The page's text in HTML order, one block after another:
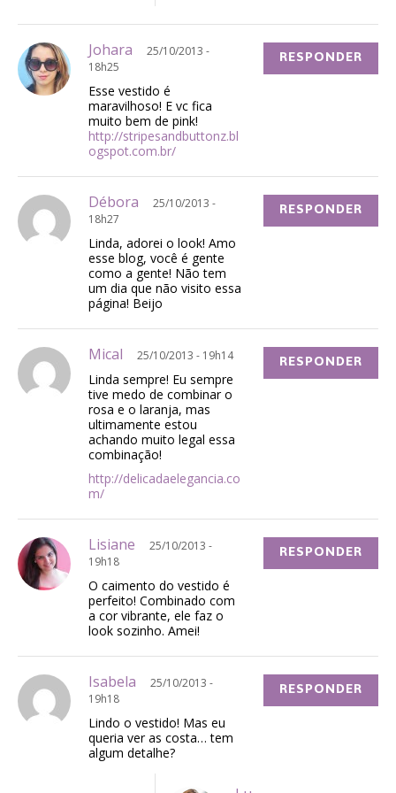
Johara
25/10/2013 -
18h25
Esse vestido é
maravilhoso! E vc fica
muito bem de pink!
http://stripesandbuttonz.bl
ogspot.com.br/
RESPONDER
Débora
25/10/2013 -
18h27
Linda, adorei o look! Amo
esse blog, você é gente
como a gente! Não tem
um dia que não visito essa
página! Beijo
RESPONDER
Mical 25/10/2013 - 19h14
Linda sempre! Eu sempre
tive medo de combinar o
rosa e o laranja, mas
ultimamente estou
achando muito legal essa
combinação!
http://delicadaelegancia.co
m/
RESPONDER
Lisiane
25/10/2013 -
19h18
O caimento do vestido é
perfeito! Combinado com
a cor vibrante, ele faz o
look sozinho. Amei!
RESPONDER
Isabela
25/10/2013 -
19h18
Lindo o vestido! Mas eu
queria ver as costa… tem
algum detalhe?
RESPONDER